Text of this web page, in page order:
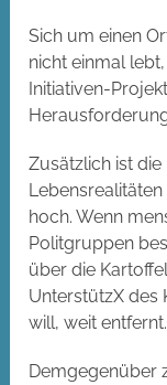
Sich um einen
nicht einmal
Initiativen-
Zusätzlich ist
hoch. Wenn
Politgruppen
über die
UnterstützX des
will, weit entfernt.
Demgegenüber